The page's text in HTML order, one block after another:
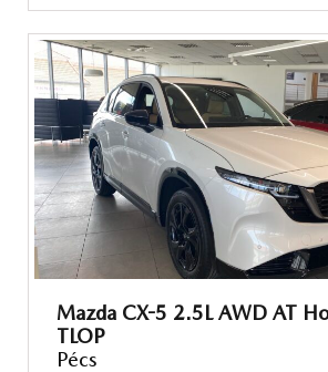
Mazda CX-5 2.5L AWD AT
TLOP
Pécs